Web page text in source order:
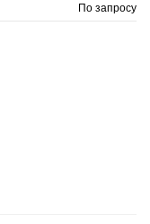
По запросу